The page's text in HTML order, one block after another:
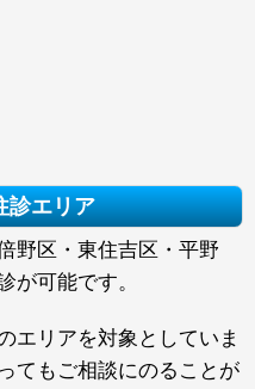
診エリア
野区・東住吉区・平野
が可能です。
エリアを対象としていま
てもご相談にのることが